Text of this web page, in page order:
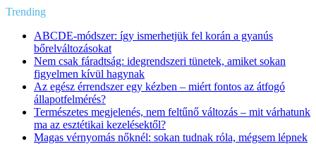
Trending
ABCDE‑módszer: így ismerhetjük fel korán a gyanús
bőrelváltozásokat
Nem csak fáradtság: idegrendszeri tünetek, amiket sokan
figyelmen kívül hagynak
Az egész érrendszer egy kézben – miért fontos az átfogó
állapotfelmérés?
Természetes megjelenés, nem feltűnő változás – mit várhatunk
ma az esztétikai kezelésektől?
Magas vérnyomás nőknél: sokan tudnak róla, mégsem lépnek